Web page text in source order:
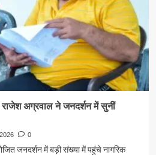
राजेश अग्रवाल ने जनदर्शन में सुनीं
0
जनदर्शन में बड़ी संख्या में पहुंचे नागरिक